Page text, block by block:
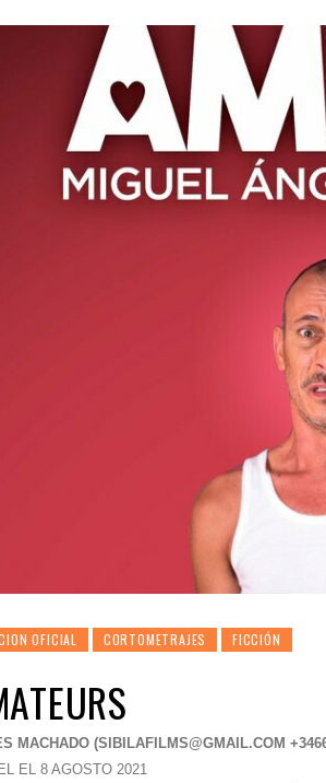
OFICIAL CORTOMETRAJES FICCIÓN
MACHADO (SIBILAFILMS@GMAIL.COM
EL 8 AGOSTO 2021